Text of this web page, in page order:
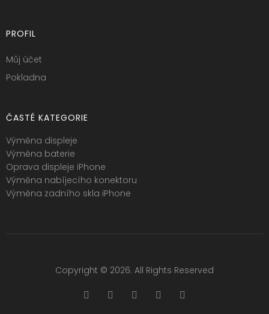
PROFIL
Můj účet
Pokladna
ČASTÉ KATEGORIE
Výměna displeje
Výměna baterie
Oprava displeje iPhone
Výměna nabíjecího konektoru
Výměna zadního skla iPhone
Copyright © 2026. All Rights Reserved